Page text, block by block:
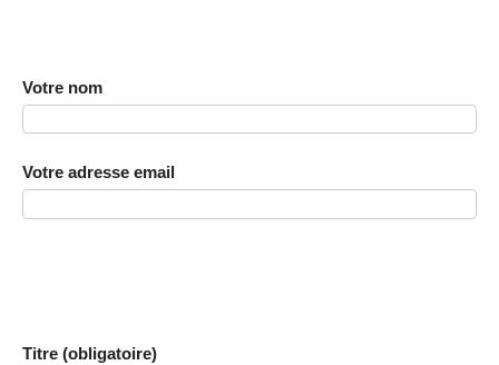
Votre nom
Votre adresse email
Titre (obligatoire)